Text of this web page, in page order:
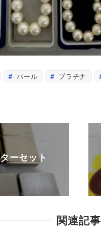
パール プラチナ
ーセット
関連記事